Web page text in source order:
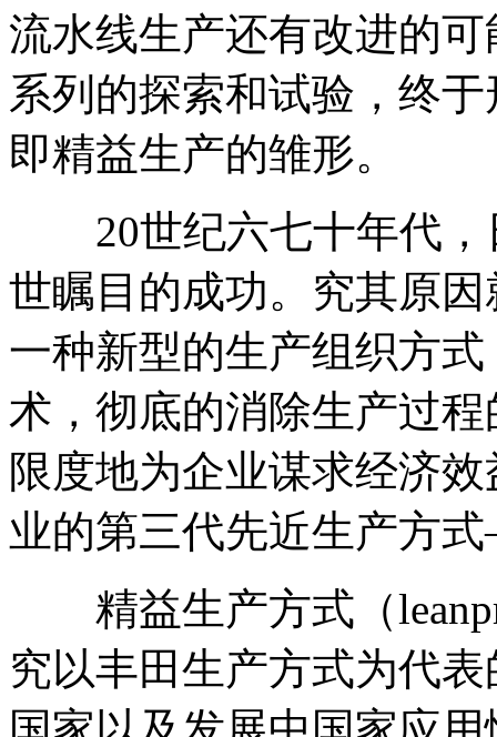
流水线生产还有改进的
系列的探索和试验，终
即精益生产的雏形。
20世纪六七十年代，
世瞩目的成功。究其原
一种新型的生产组织方
术，彻底的消除生产过
限度地为企业谋求经济
业的第三代先近生产方
精益生产方式（
究以丰田生产方式为代